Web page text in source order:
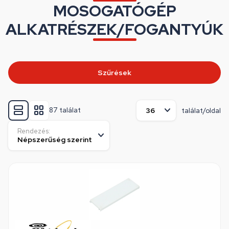
MOSOGATÓGÉP
ALKATRÉSZEK/FOGANTYÚK
87 találat találat/oldal
Rendezés:
Szűrések